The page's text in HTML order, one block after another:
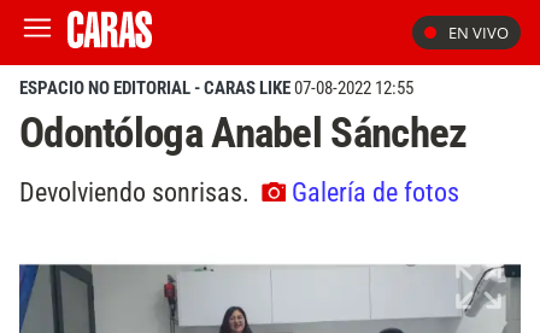
EN VIVO
ESPACIO NO EDITORIAL - CARAS LIKE07-08-2022 12:55
Odontóloga Anabel Sánchez
Devolviendo sonrisas. Galería de fotos